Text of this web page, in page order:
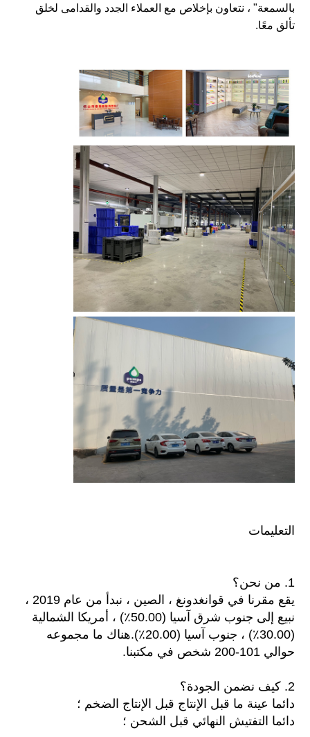
بالسمعة" ، نتعاون بإخلاص مع العملاء الجدد والقدامى لخلق
تألق معًا.
التعليمات
1. من نحن؟
يقع مقرنا في قوانغدونغ ، الصين ، نبدأ من عام 2019 ،
نبيع إلى جنوب شرق آسيا (50.00٪) ، أمريكا الشمالية
(30.00٪) ، جنوب آسيا (20.00٪).هناك ما مجموعه
حوالي 101-200 شخص في مكتبنا.
2. كيف نضمن الجودة؟
دائما عينة ما قبل الإنتاج قبل الإنتاج الضخم ؛
دائما التفتيش النهائي قبل الشحن ؛